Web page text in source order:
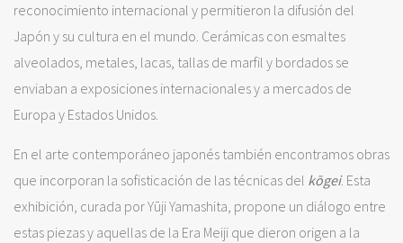
reconocimiento internacional y permitieron la difusión del
Japón y su cultura en el mundo. Cerámicas con esmaltes
alveolados, metales, lacas, tallas de marfil y bordados se
enviaban a exposiciones internacionales y a mercados de
Europa y Estados Unidos.
En el arte contemporáneo japonés también encontramos obras
que incorporan la sofisticación de las técnicas del kōgei. Esta
exhibición, curada por Yūji Yamashita, propone un diálogo entre
estas piezas y aquellas de la Era Meiji que dieron origen a la